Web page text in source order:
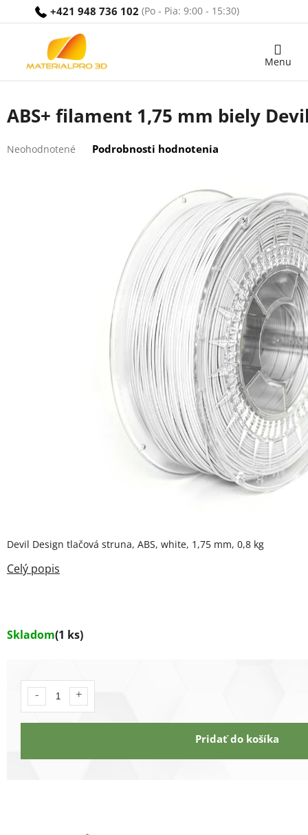
+421 948 736 102
Nákupný
ABS+ filament 1,75 mm biely
hodnotenie
Neohodnotené Podrobnosti hodnotenia
Skladom(1 ks)
Pridať do košíka
Devil Design tlačová struna, ABS, white, 1,75 mm, 0,8 kg